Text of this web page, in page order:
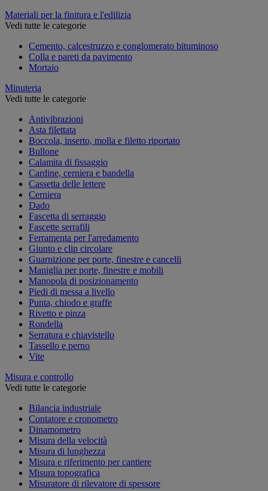
Materiali per la finitura e l'edilizia
Vedi tutte le categorie
Cemento, calcestruzzo e conglomerato bituminoso
Colla e pareti da pavimento
Mortaio
Minuteria
Vedi tutte le categorie
Antivibrazioni
Asta filettata
Boccola, inserto, molla e filetto riportato
Bullone
Calamita di fissaggio
Cardine, cerniera e bandella
Cassetta delle lettere
Cerniera
Dado
Fascetta di serraggio
Fascette serrafili
Ferramenta per l'arredamento
Giunto e clip circolare
Guarnizione per porte, finestre e cancelli
Maniglia per porte, finestre e mobili
Manopola di posizionamento
Piedi di messa a livello
Punta, chiodo e graffe
Rivetto e pinza
Rondella
Serratura e chiavistello
Tassello e perno
Vite
Misura e controllo
Vedi tutte le categorie
Bilancia industriale
Contatore e cronometro
Dinamometro
Misura della velocità
Misura di lunghezza
Misura e riferimento per cantiere
Misura topografica
Misuratore di rilevatore di spessore